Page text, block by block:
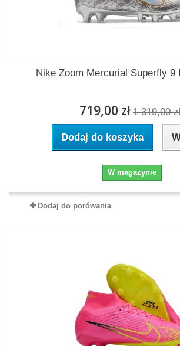
Nike Zoom Mercurial Superfly 9
719,00 zł 1 319,00
Dodaj do koszyka
W magazynie
Dodaj do porówania